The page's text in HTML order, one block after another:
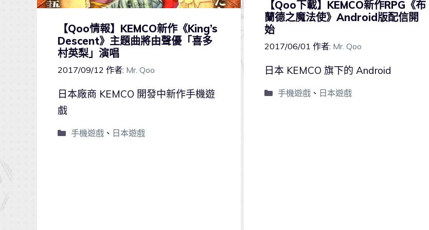
【Qoo情報】KEMCO新作《King’s
Descent》主題曲將由聲優「喜多
村英梨」演唱
2017/09/12 作者: Mr. Qoo
日本廠商 KEMCO 開發中新作手機遊
戲
手機遊戲、 日本遊戲
【Qoo下載】KEMCO新作RPG《布
蘭德之魔法使》Android版配信開
始
2017/06/01 作者: Mr. Qoo
日本 KEMCO 旗下的 Android
手機遊戲、 日本遊戲